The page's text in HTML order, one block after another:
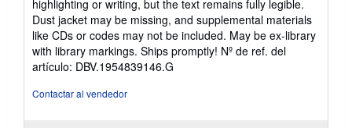
de
5
estrellas
highlighting or writing, but the text remains fully legible.
Dust jacket may be missing, and supplemental materials
like CDs or codes may not be included. May be ex-library
with library markings. Ships promptly! Nº de ref. del
artículo: DBV.1954839146.G
Contactar al vendedor